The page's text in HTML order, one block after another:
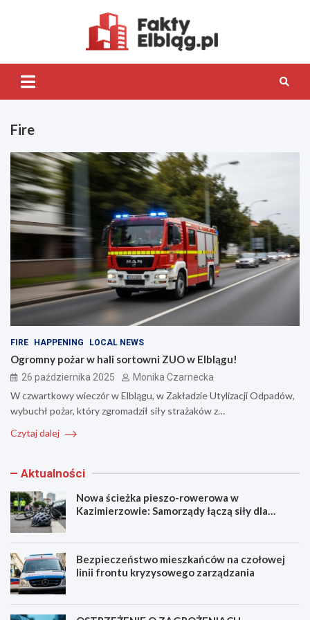
Fire
FIRE HAPPENING LOCAL NEWS
Ogromny pożar w hali sortowni ZUO w Elblągu!
26 października 2025 Monika Czarnecka
W czwartkowy wieczór w Elblągu, w Zakładzie Utylizacji Odpadów,
wybuchł pożar, który zgromadził siły strażaków z…
Czytaj dalej
Aktualności
Nowa ścieżka pieszo-rowerowa w
Kazimierzowie: Samorządy łączą siły dla
Bezpieczeństwo mieszkańców na czołowej
linii frontu kryzysowego zarządzania